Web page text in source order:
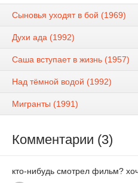
Сыновья уходят в бой (1969)
Духи ада (1992)
Саша вступает в жизнь (1957)
Над тёмной водой (1992)
Мигранты (1991)
Комментарии (3)
кто-нибудь смотрел фильм?